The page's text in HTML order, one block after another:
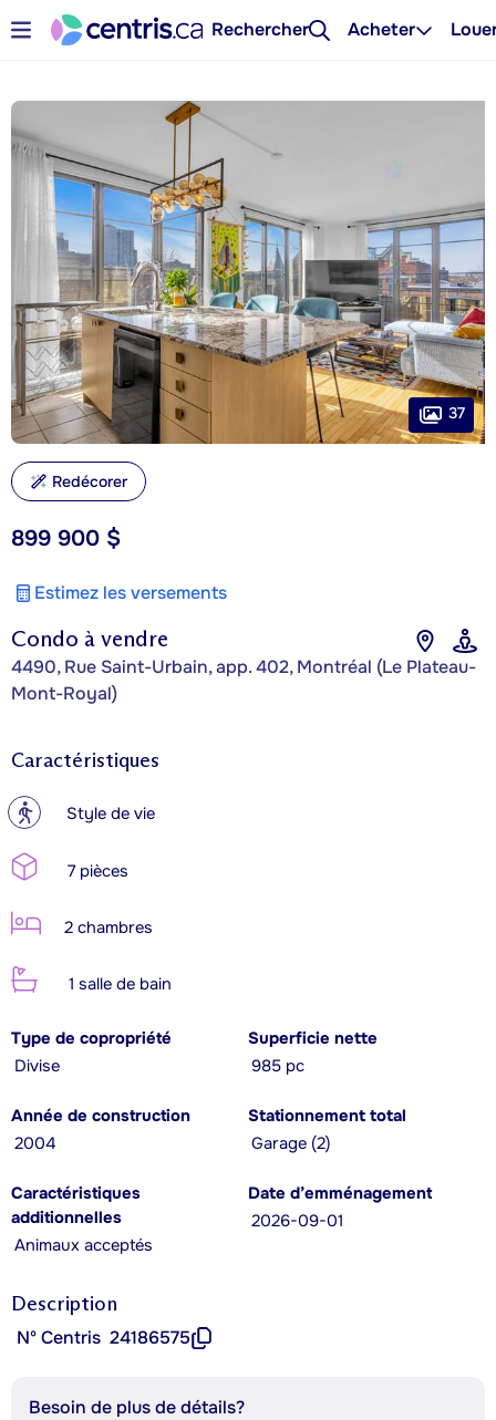
Rechercher Acheter
Condo à vendre
4490, Rue Saint-Urbain, app. 402, Montréal (Le Plateau-
Mont-Royal)
899 900 $
Estimez les versements
37
Redécorer
Caractéristiques
? Style de vie
7 pièces
2 chambres
1 salle de bain
Type de copropriété
Divise
Superficie nette
985 pc
Année de construction
2004
Stationnement total
Garage (2)
Caractéristiques
additionnelles
Animaux acceptés
Date d’emménagement
2026-09-01
Description
Nº Centris 24186575
Besoin de plus de détails?